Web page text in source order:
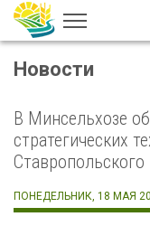
Новости
В Минсельхозе
стратегических
Ставропольского
ПОНЕДЕЛЬНИК, 18 МАЯ